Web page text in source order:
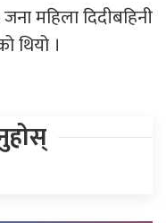
महिला दिदीबहिनी
थियो ।